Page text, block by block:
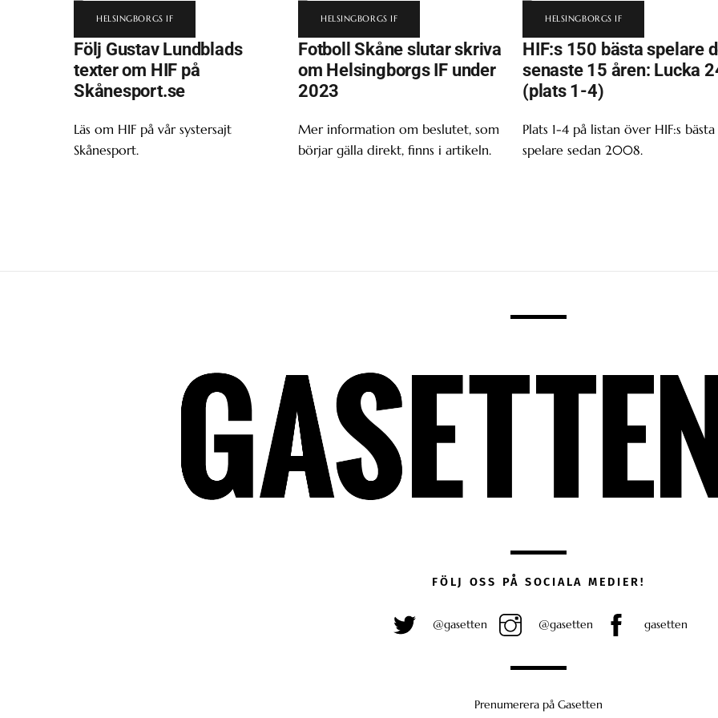
HELSINGBORGS IF
Följ Gustav Lundblads
texter om HIF på
Skånesport.se
Läs om HIF på vår systersajt
Skånesport.
HELSINGBORGS IF
Fotboll Skåne slutar skriva
om Helsingborgs IF under
2023
Mer information om beslutet, som
börjar gälla direkt, finns i artikeln.
HELSINGBORGS IF
HIF:s 150 bästa spelare
senaste 15 åren: Lucka
(plats 1-4)
Plats 1-4 på listan över HIF:s bästa
spelare sedan 2008.
FÖLJ OSS PÅ SOCIALA MEDIER!
@gasetten @gasetten gasetten
Prenumerera på Gasetten